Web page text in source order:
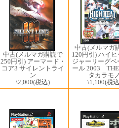
中古(メルマガ購読で
250円引) アーマード・
コア3 サイレントライ
ン
\2,000(税込)
中古(メルマガ
120円引) ハイ
ジャーリーグベ
ール 2003 THE
タカラモ
\1,100(税